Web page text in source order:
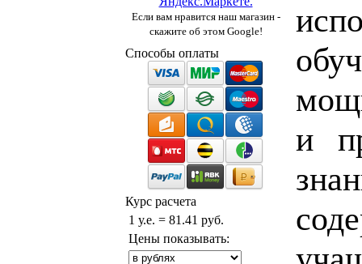
Если вам нравится наш магазин -
скажите об этом Google!
Способы оплаты
Курс расчета
1 у.е. = 81.41 руб.
Цены показывать:
и